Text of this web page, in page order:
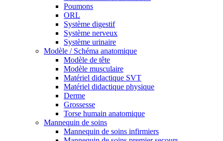
Poumons
ORL
Système digestif
Système nerveux
Système urinaire
Modèle / Schéma anatomique
Modèle de tête
Modèle musculaire
Matériel didactique SVT
Matériel didactique physique
Derme
Grossesse
Torse humain anatomique
Mannequin de soins
Mannequin de soins infirmiers